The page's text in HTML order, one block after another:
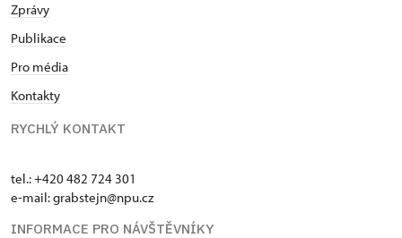
Zprávy
Publikace
Pro média
Kontakty
RYCHLÝ KONTAKT
tel.: +420 482 724 301
e-mail: grabstejn@npu.cz
INFORMACE PRO NÁVŠTĚVNÍKY